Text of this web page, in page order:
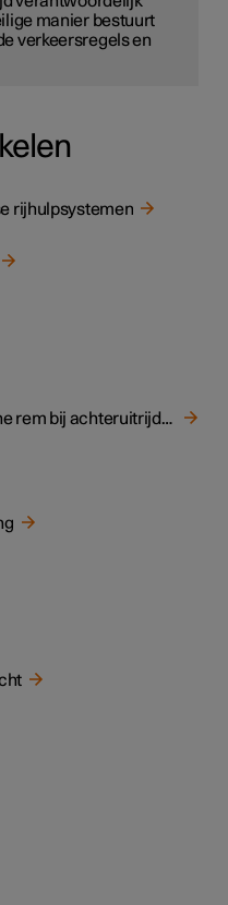
manier bestuurt
verkeersregels en
rijhulpsystemen
Waarschuwing en automatische rem bij achteruitrijden